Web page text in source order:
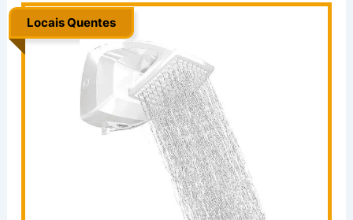
Locais Quentes
.